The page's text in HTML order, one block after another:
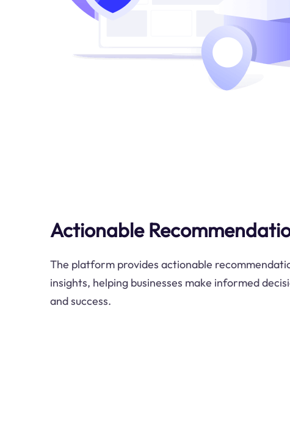
Actionable
The platform provides actionable
insights, helping businesses make informed
and success.